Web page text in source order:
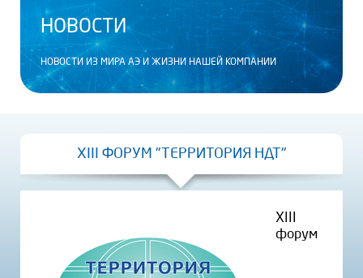
НОВОСТИ
НОВОСТИ ИЗ МИРА АЭ И ЖИЗНИ НАШЕЙ КОМПАНИИ
XIII ФОРУМ "ТЕРРИТОРИЯ НДТ"
XIII
форум